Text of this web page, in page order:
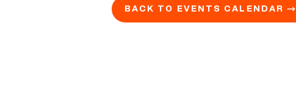
BACK TO EVENTS CALENDAR →